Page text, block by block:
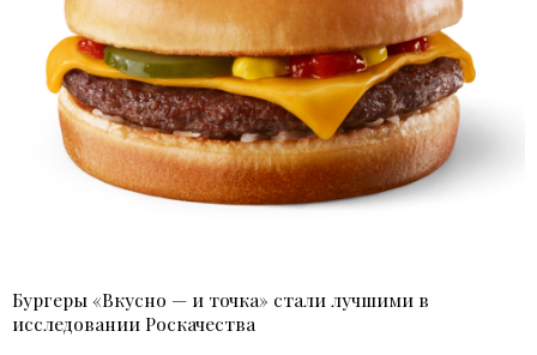
Бургеры «Вкусно — и точка» стали лучшими в
исследовании Роскачества